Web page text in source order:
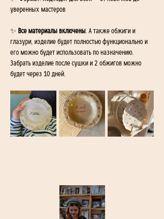
уверенных мастеров
✨ Все материалы включены. А также обжиги и
глазури, изделие будет полностью функционально и
его можно будет использовать по назначению.
Забрать изделие после сушки и 2 обжигов можно
будет через 10 дней.